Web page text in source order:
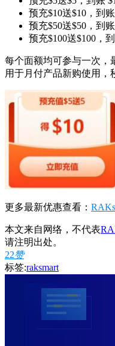
预充$10送$10，到
预充$50送$50，到
预充$100送$100，
每个面额均可参与一次，
用于月付产品新购使用，
更多最新优惠查看：
本文来自网络，不代表
请注明出处。
22赞
标签:raksmart